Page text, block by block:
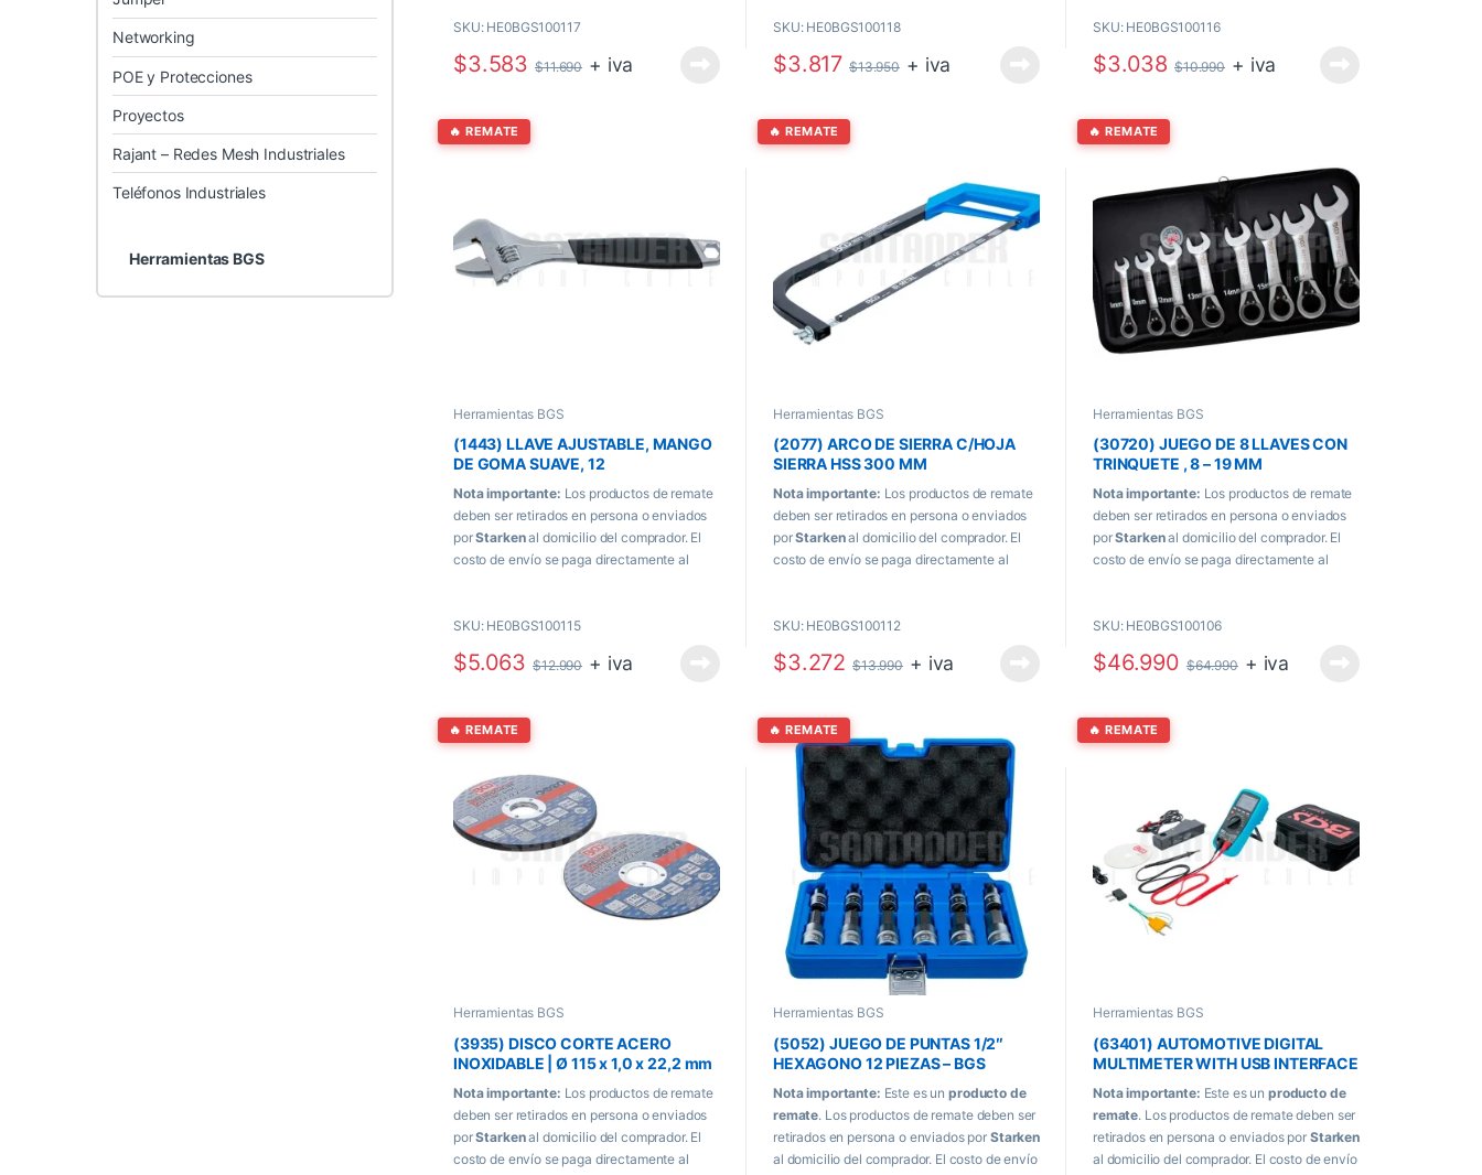
SKU: HE0BGS100117
$3.583 $11.690 + iva
SKU: HE0BGS100118
$3.817 $13.950 + iva
SKU: HE0BGS100116
$3.038 $10.990 + iva
🔥 REMATE
Herramientas BGS
(1443) LLAVE AJUSTABLE, MANGO
DE GOMA SUAVE, 12
Nota importante: Los productos de remate
deben ser retirados en persona o enviados
porStarkenal domicilio del comprador. El
costo de envío se paga directamente al
SKU: HE0BGS100115
$5.063 $12.990 + iva
🔥 REMATE
Herramientas BGS
(2077) ARCO DE SIERRA C/HOJA
SIERRA HSS 300 MM
Nota importante: Los productos de remate
deben ser retirados en persona o enviados
porStarkenal domicilio del comprador. El
costo de envío se paga directamente al
SKU: HE0BGS100112
$3.272 $13.990 + iva
🔥 REMATE
Herramientas BGS
(30720) JUEGO DE 8 LLAVES CON
TRINQUETE , 8 – 19 MM
Nota importante: Los productos de remate
deben ser retirados en persona o enviados
porStarkenal domicilio del comprador. El
costo de envío se paga directamente al
SKU: HE0BGS100106
$46.990 $64.990 + iva
🔥 REMATE
Herramientas BGS
(3935) DISCO CORTE ACERO
INOXIDABLE | Ø 115 x 1,0 x 22,2 mm
Nota importante: Los productos de remate
deben ser retirados en persona o enviados
porStarkenal domicilio del comprador. El
costo de envío se paga directamente al
🔥 REMATE
Herramientas BGS
(5052) JUEGO DE PUNTAS 1/2″
HEXAGONO 12 PIEZAS – BGS
Nota importante: Este es unproducto de
remate. Los productos de remate deben ser
retirados en persona o enviados por Starken
al domicilio del comprador. El costo de envío
🔥 REMATE
Herramientas BGS
(63401) AUTOMOTIVE DIGITAL
MULTIMETER WITH USB INTERFACE
Nota importante: Este es unproducto de
remate. Los productos de remate deben ser
retirados en persona o enviados por Starken
al domicilio del comprador. El costo de envío
Networking
POE y Protecciones
Proyectos
Rajant – Redes Mesh Industriales
Teléfonos Industriales
Herramientas BGS